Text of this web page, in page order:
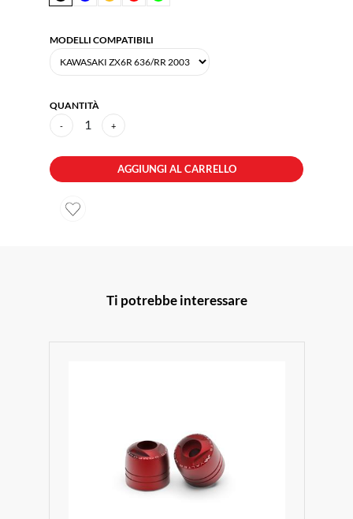
MODELLI COMPATIBILI
QUANTITÀ
- 1 +
AGGIUNGI AL CARRELLO
Ti potrebbe interessare